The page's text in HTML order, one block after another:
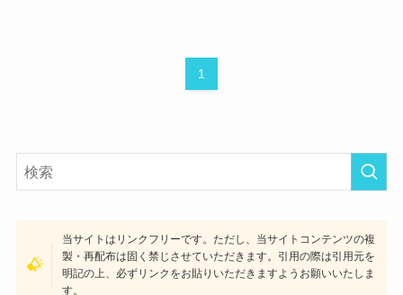
1
当サイトはリンクフリーです。ただし、当サイトコンテンツの複
製・再配布は固く禁じさせていただきます。引用の際は引用元を
明記の上、必ずリンクをお貼りいただきますようお願いいたしま
す。